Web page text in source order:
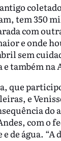
tem 350
com
e onde
sem
e também na
que
e
do
com o
de água.